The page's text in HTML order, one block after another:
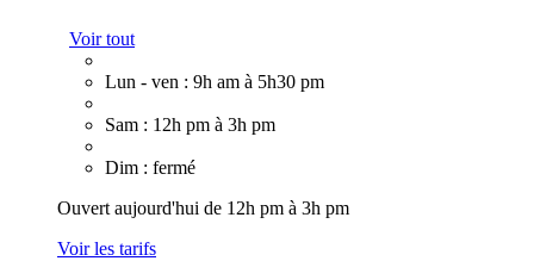
Voir tout
Lun - ven : 9h am à 5h30 pm
Sam : 12h pm à 3h pm
Dim : fermé
Ouvert aujourd'hui de 12h pm à 3h pm
Voir les tarifs